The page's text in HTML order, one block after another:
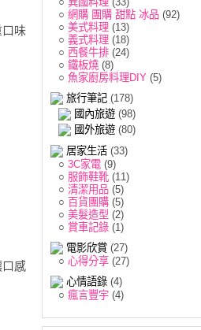
味
感
○ 網購 團購 甜點 冰品 (92)
○ 美式料理 (13)
○ 義式料理 (18)
○ 西餐牛排 (24)
○ 鐵板燒 (8)
○ 魚家廚房料理DIY (5)
旅行筆記 (178)
國內旅遊 (98)
國外旅遊 (80)
居家生活 (33)
○ 3C家電 (9)
○ 服飾鞋靴 (11)
○ 清潔用品 (5)
○ 百貨團購 (5)
○ 美髮造型 (2)
○ 賞車記錄 (1)
電影欣賞 (27)
○ 心得分享 (27)
心情語錄 (4)
○ 瘋言豐宇 (4)